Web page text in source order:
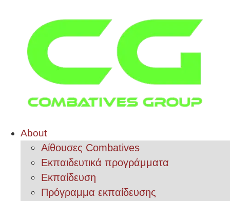
About
Αίθουσες Combatives
Εκπαιδευτικά προγράμματα
Εκπαίδευση
Πρόγραμμα εκπαίδευσης